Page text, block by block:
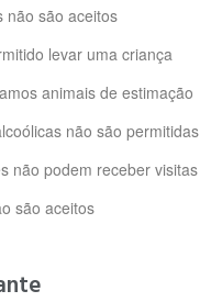
não são aceitos
levar uma criança
animais de estimação
não são permitidas
não podem receber visitas
são aceitos